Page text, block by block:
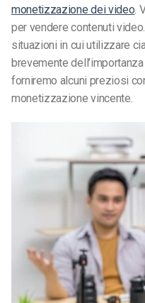
monetizzazione dei video.
per vendere contenuti
situazioni in cui utilizzare
brevemente
forniremo alcuni preziosi
monetizzazione vincente.